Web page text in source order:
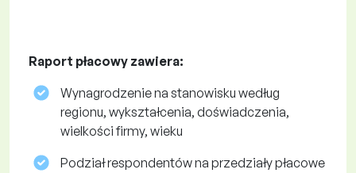
Raport płacowy zawiera:
Wynagrodzenie na stanowisku według
regionu, wykształcenia, doświadczenia,
wielkości firmy, wieku
Podział respondentów na przedziały płacowe